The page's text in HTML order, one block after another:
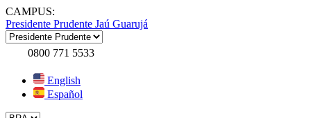
CAMPUS:
Presidente Prudente Jaú Guarujá
0800 771 5533
English
Español